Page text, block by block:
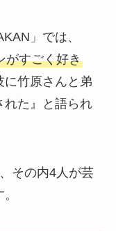
」では、
がすごく好き
に竹原さんと弟
れた』と語られ
その内4人が芸